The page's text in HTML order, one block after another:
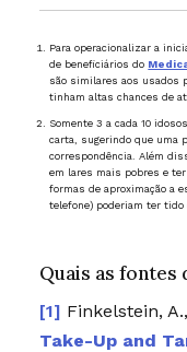
Para operacionalizar a
de beneficiários do
são similares aos usados
tinham altas chances de
Somente 3 a cada 10
carta, sugerindo que uma
correspondência. Além
em lares mais pobres e
formas de aproximação a
telefone) poderiam ter tido
Quais as fontes
Finkelstein,
Take-Up and